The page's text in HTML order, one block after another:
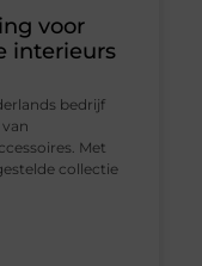
voor
interieurs
bedrijf
Met
collectie